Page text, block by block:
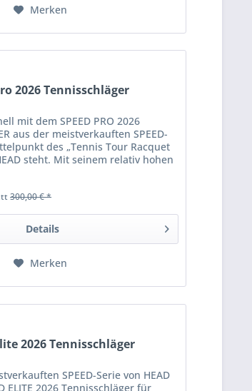
Merken
2026 Tennisschläger
mit dem SPEED PRO 2026
aus der meistverkauften SPEED-
des „Tennis Tour Racquet
steht. Mit seinem relativ hohen
300,00 € *
Details
Merken
2026 Tennisschläger
SPEED-Serie von HEAD
ELITE 2026 Tennisschläger für